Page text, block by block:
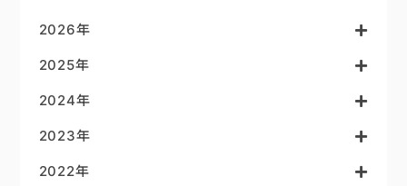
2026年
2025年
2024年
2023年
2022年